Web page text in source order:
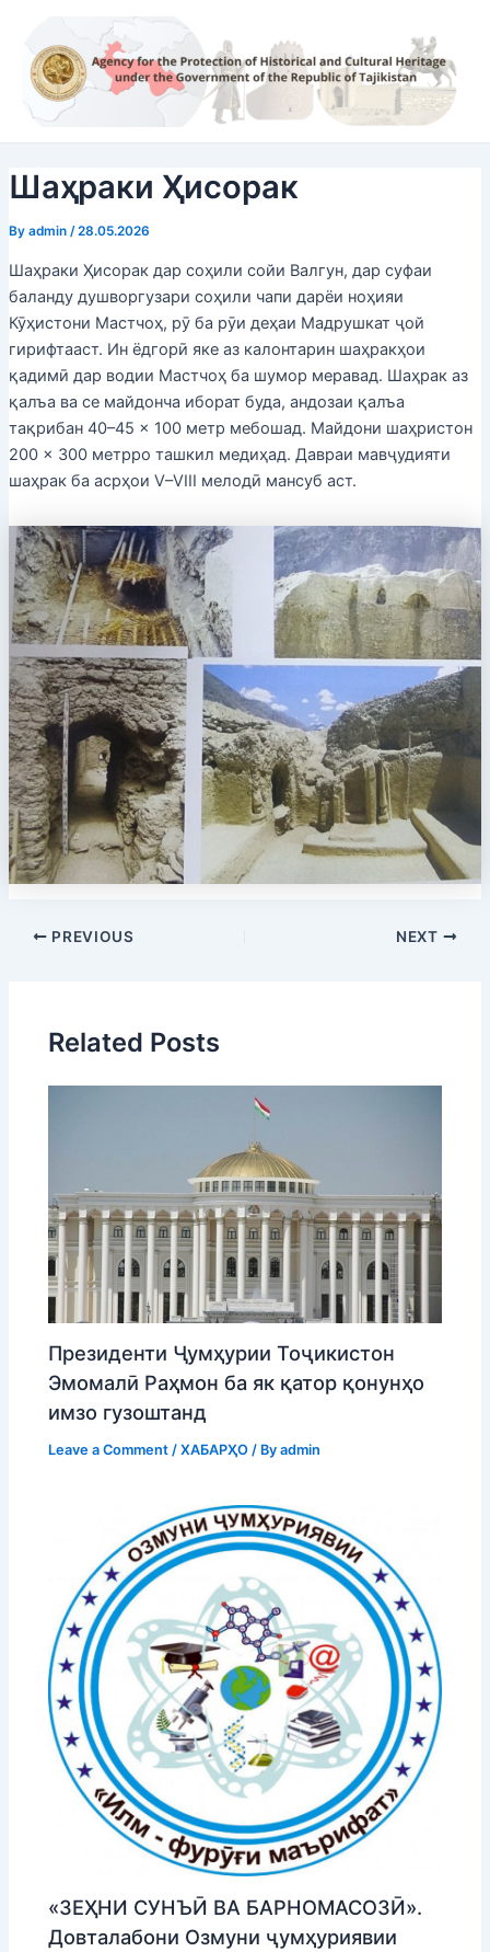
content
Шаҳраки Ҳисорак
By admin /28.05.2026
Шаҳраки Ҳисорак дар соҳили сойи Валгун, дар суфаи
баланду душворгузари соҳили чапи дарёи ноҳияи
Кӯҳистони Мастчоҳ, рӯ ба рӯи деҳаи Мадрушкат ҷой
гирифтааст. Ин ёдгорӣ яке аз калонтарин шаҳракҳои
қадимӣ дар водии Мастчоҳ ба шумор меравад. Шаҳрак аз
қалъа ва се майдонча иборат буда, андозаи қалъа
тақрибан 40–45 × 100 метр мебошад. Майдони шаҳристон
200 × 300 метрро ташкил медиҳад. Давраи мавҷудияти
шаҳрак ба асрҳои V–VIII мелодӣ мансуб аст.
PREVIOUS NEXT
Related Posts
Президенти Ҷумҳурии Тоҷикистон
Эмомалӣ Раҳмон ба як қатор қонунҳо
имзо гузоштанд
Leave a Comment /ХАБАРҲО / Byadmin
«ЗЕҲНИ СУНЪӢ ВА БАРНОМАСОЗӢ».
Довталабони Озмуни ҷумҳуриявии